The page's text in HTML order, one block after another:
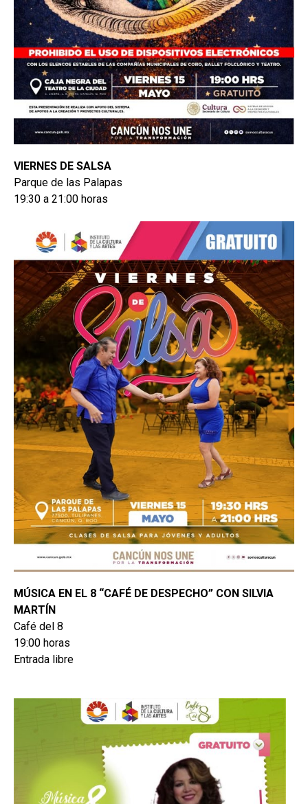
VIERNES DE SALSA
Parque de las Palapas
19:30 a 21:00 horas
MÚSICA EN EL 8 “CAFÉ DE DESPECHO” CON SILVIA
MARTÍN
Café del 8
19:00 horas
Entrada libre